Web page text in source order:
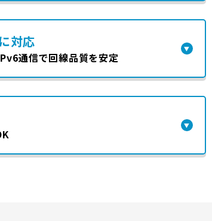
対応
通信で回線品質を安定